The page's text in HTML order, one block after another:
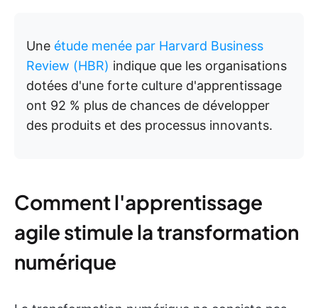
Une étude menée par Harvard Business
Review (HBR) indique que les organisations
dotées d'une forte culture d'apprentissage
ont 92 % plus de chances de développer
des produits et des processus innovants.
Comment l'apprentissage
agile stimule la transformation
numérique